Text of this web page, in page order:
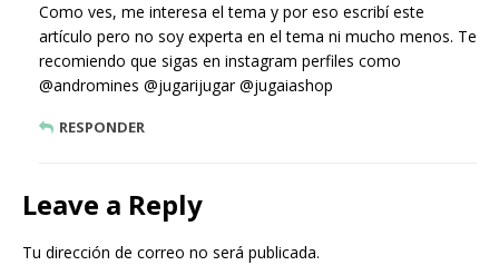
Como ves, me interesa el tema y por eso escribí este
artículo pero no soy experta en el tema ni mucho menos. Te
recomiendo que sigas en instagram perfiles como
@andromines @jugarijugar @jugaiashop
RESPONDER
Leave a Reply
Tu dirección de correo no será publicada.